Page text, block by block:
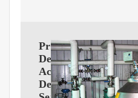
Prensa
De
Aceite
De